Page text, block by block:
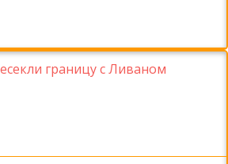
границу с Ливаном